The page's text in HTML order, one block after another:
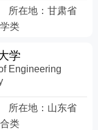
所在地： 甘肃省
类
学
Engineering
所在地： 山东省
类